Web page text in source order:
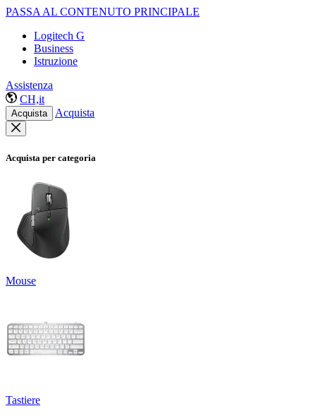
PASSA AL CONTENUTO PRINCIPALE
Logitech G
Business
Istruzione
Assistenza
CH,it
Acquista Acquista
Acquista per categoria
Mouse
Tastiere